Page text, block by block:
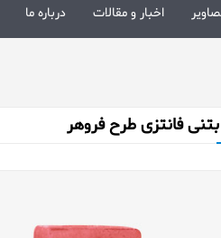
اخبار و مقالات درباره ما
فانتزی طرح فروهر